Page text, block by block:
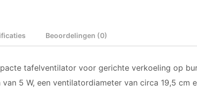
Beoordelingen (0)
tafelventilator voor gerichte verkoeling op
5 W, een ventilatordiameter van circa 19,5 cm